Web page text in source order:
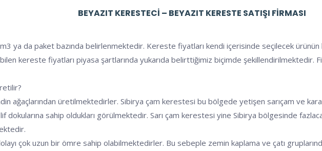
BEYAZIT KERESTECI – BEYAZIT KERESTE SATIŞI FIRMASI
ya da paket bazında belirlenmektedir. Kereste fiyatları kendi içerisinde seçilecek
kereste fiyatları piyasa şartlarında yukarıda belirttiğimiz biçimde şekillendirilmektedir.
ağaçlarından üretilmektedirler. Sibirya çam kerestesi bu bölgede yetişen sarıçam ve
dokularına sahip oldukları görülmektedir. Sarı çam kerestesi yine Sibirya bölgesinde
çok uzun bir ömre sahip olabilmektedirler. Bu sebeple zemin kaplama ve çatı